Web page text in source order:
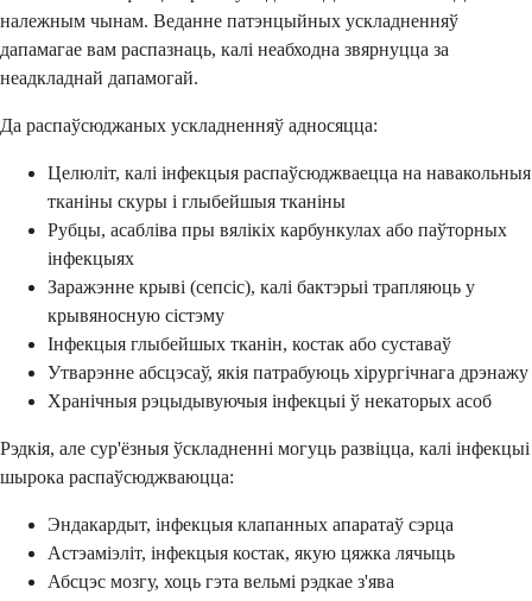
належным чынам. Веданне патэнцыйных ускладненняў
дапамагае вам распазнаць, калі неабходна звярнуцца за
неадкладнай дапамогай.
Да распаўсюджаных ускладненняў адносяцца:
Целюліт, калі інфекцыя распаўсюджваецца на навакольныя
тканіны скуры і глыбейшыя тканіны
Рубцы, асабліва пры вялікіх карбункулах або паўторных
інфекцыях
Заражэнне крыві (сепсіс), калі бактэрыі трапляюць у
крывяносную сістэму
Інфекцыя глыбейшых тканін, костак або суставаў
Утварэнне абсцэсаў, якія патрабуюць хірургічнага дрэнажу
Хранічныя рэцыдывуючыя інфекцыі ў некаторых асоб
Рэдкія, але сур'ёзныя ўскладненні могуць развіцца, калі інфекцыі
шырока распаўсюджваюцца:
Эндакардыт, інфекцыя клапанных апаратаў сэрца
Астэаміэліт, інфекцыя костак, якую цяжка лячыць
Абсцэс мозгу, хоць гэта вельмі рэдкае з'ява